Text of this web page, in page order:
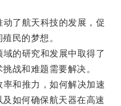
了航天科技的发展，促
民的梦想。
的研究和发展中取得了
战和难题需要解决。
和推力，如何解决加速
如何确保航天器在高速